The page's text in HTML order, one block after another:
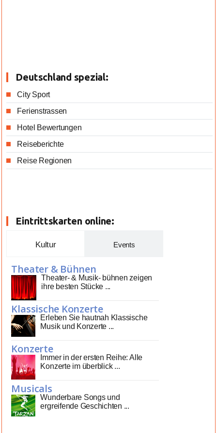
Deutschland spezial:
City Sport
Ferienstrassen
Hotel Bewertungen
Reiseberichte
Reise Regionen
Eintrittskarten online:
Kultur Events
Theater & Bühnen
Theater- & Musik- bühnen zeigen
ihre besten Stücke ...
Klassische Konzerte
Erleben Sie hautnah Klassische
Musik und Konzerte ...
Konzerte
Immer in der ersten Reihe: Alle
Konzerte im überblick ...
Musicals
Wunderbare Songs und
ergreifende Geschichten ...